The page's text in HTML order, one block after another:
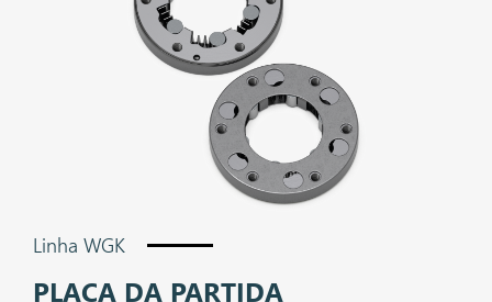
Linha WGK
PLACA DA PARTIDA